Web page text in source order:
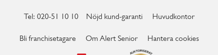
Tel: 020-51 10 10 Nöjd kund-garanti Huvudkontor
Bli franchisetagare Om Alert Senior Hantera cookies